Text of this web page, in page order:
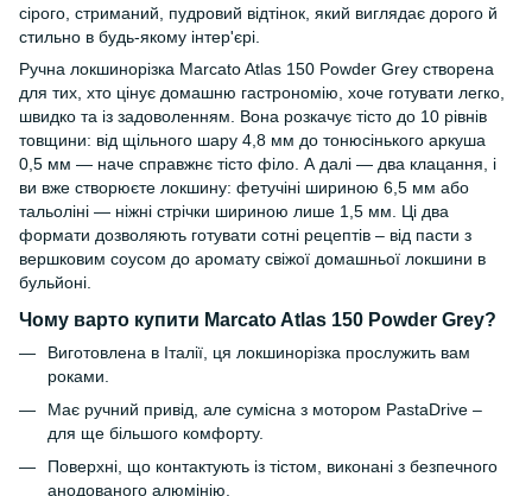
сірого, стриманий, пудровий відтінок, який виглядає дорого й
стильно в будь-якому інтер'єрі.
Ручна локшинорізка Marcato Atlas 150 Powder Grey створена
для тих, хто цінує домашню гастрономію, хоче готувати легко,
швидко та із задоволенням. Вона розкачує тісто до 10 рівнів
товщини: від щільного шару 4,8 мм до тонюсінького аркуша
0,5 мм — наче справжнє тісто філо. А далі — два клацання, і
ви вже створюєте локшину: фетучіні шириною 6,5 мм або
тальоліні — ніжні стрічки шириною лише 1,5 мм. Ці два
формати дозволяють готувати сотні рецептів – від пасти з
вершковим соусом до аромату свіжої домашньої локшини в
бульйоні.
Чому варто купити Marcato Atlas 150 Powder Grey?
Виготовлена в Італії, ця локшинорізка прослужить вам
роками.
Має ручний привід, але сумісна з мотором PastaDrive –
для ще більшого комфорту.
Поверхні, що контактують із тістом, виконані з безпечного
анодованого алюмінію.